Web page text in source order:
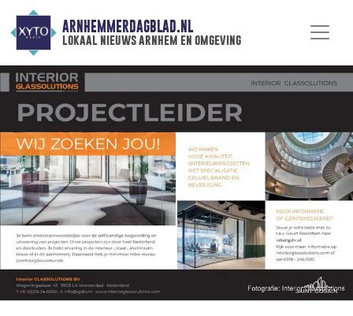
ARNHEMMERDAGBLAD.NL
lokaal nieuws arnhem en omgeving